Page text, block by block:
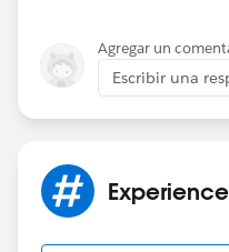
Agregar un
Escribir una